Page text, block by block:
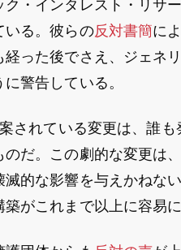
・インタレスト・リサ
いる。彼らの反対書簡に
経った後でさえ、ジェネ
警告している。
案されている変更は、誰
のだ。この劇的な変更は
滅的な影響を与えかねな
がこれまで以上に容易